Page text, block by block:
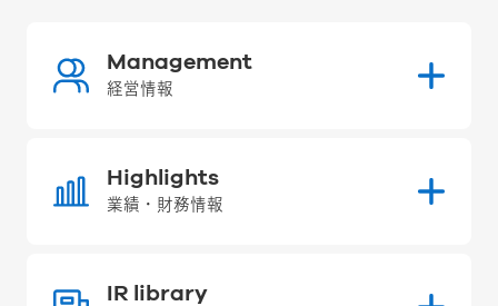
Management
経営情報
Highlights
業績・財務情報
IR library